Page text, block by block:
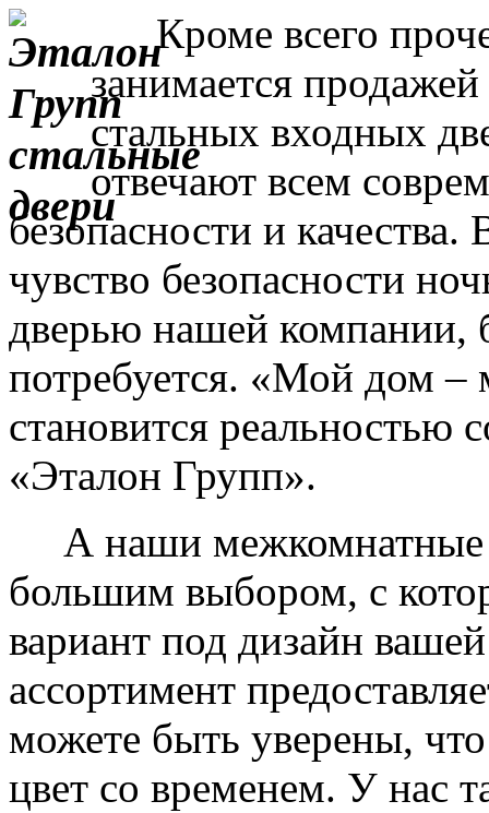
Кроме всего
занимается
стальных входных
отвечают всем
безопасности и
чувство безопасности
дверью нашей компании,
потребуется. «Мой дом –
становится реальностью
«Эталон Групп».
А наши межкомнатные
большим выбором, с
вариант под дизайн
ассортимент
можете быть уверены,
цвет со временем. У нас